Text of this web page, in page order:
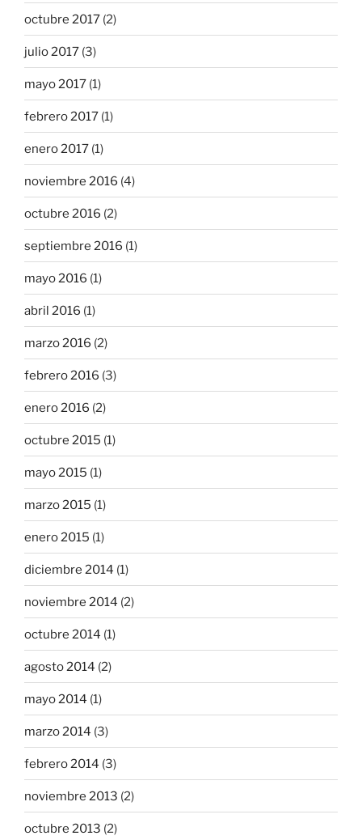
octubre 2017 (2)
julio 2017 (3)
mayo 2017 (1)
febrero 2017 (1)
enero 2017 (1)
noviembre 2016 (4)
octubre 2016 (2)
septiembre 2016 (1)
mayo 2016 (1)
abril 2016 (1)
marzo 2016 (2)
febrero 2016 (3)
enero 2016 (2)
octubre 2015 (1)
mayo 2015 (1)
marzo 2015 (1)
enero 2015 (1)
diciembre 2014 (1)
noviembre 2014 (2)
octubre 2014 (1)
agosto 2014 (2)
mayo 2014 (1)
marzo 2014 (3)
febrero 2014 (3)
noviembre 2013 (2)
octubre 2013 (2)